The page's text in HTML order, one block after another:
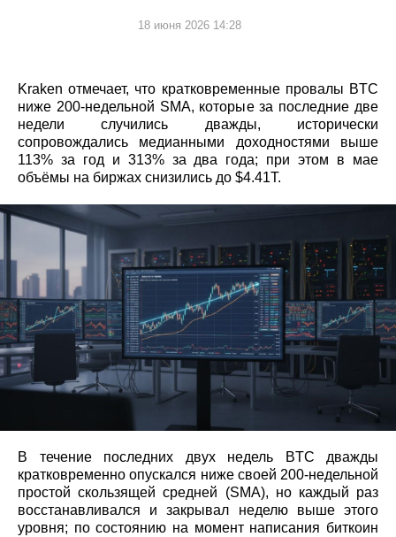
18 июня 2026 14:28
Kraken отмечает, что кратковременные провалы BTC
ниже 200‑недельной SMA, которые за последние две
недели случились дважды, исторически
сопровождались медианными доходностями выше
113% за год и 313% за два года; при этом в мае
объёмы на биржах снизились до $4.41T.
В течение последних двух недель BTC дважды
кратковременно опускался ниже своей 200‑недельной
простой скользящей средней (SMA), но каждый раз
восстанавливался и закрывал неделю выше этого
уровня; по состоянию на момент написания биткоин